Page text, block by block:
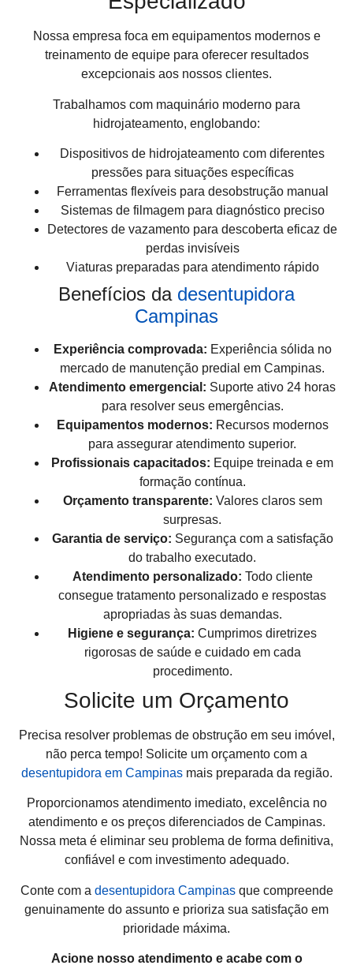
Nossa empresa foca em equipamentos modernos e
treinamento de equipe para oferecer resultados
excepcionais aos nossos clientes.
Trabalhamos com maquinário moderno para
hidrojateamento, englobando:
Dispositivos de hidrojateamento com diferentes
pressões para situações específicas
Ferramentas flexíveis para desobstrução manual
Sistemas de filmagem para diagnóstico preciso
Detectores de vazamento para descoberta eficaz de
perdas invisíveis
Viaturas preparadas para atendimento rápido
Benefícios da desentupidora
Campinas
Experiência comprovada: Experiência sólida no
mercado de manutenção predial em Campinas.
Atendimento emergencial: Suporte ativo 24 horas
para resolver seus emergências.
Equipamentos modernos: Recursos modernos
para assegurar atendimento superior.
Profissionais capacitados: Equipe treinada e em
formação contínua.
Orçamento transparente: Valores claros sem
surpresas.
Garantia de serviço: Segurança com a satisfação
do trabalho executado.
Atendimento personalizado: Todo cliente
consegue tratamento personalizado e respostas
apropriadas às suas demandas.
Higiene e segurança: Cumprimos diretrizes
rigorosas de saúde e cuidado em cada
procedimento.
Solicite um Orçamento
Precisa resolver problemas de obstrução em seu imóvel,
não perca tempo! Solicite um orçamento com a
desentupidora em Campinasmais preparada da região.
Proporcionamos atendimento imediato, excelência no
atendimento e os preços diferenciados de Campinas.
Nossa meta é eliminar seu problema de forma definitiva,
confiável e com investimento adequado.
Conte com a desentupidora Campinasque compreende
genuinamente do assunto e prioriza sua satisfação em
prioridade máxima.
Acione nosso atendimento e acabe com o